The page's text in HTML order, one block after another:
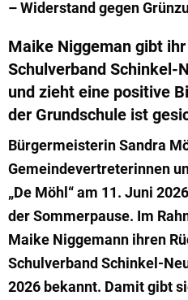
– Widerstand gegen
Maike Niggeman gibt
Schulverband Schinkel-
und zieht eine positive
der Grundschule ist
Bürgermeisterin Sandra
Gemeindevertreterinnen
„De Möhl“ am 11. Juni
der Sommerpause. Im
Maike Niggemann ihren
Schulverband Schinkel-
2026 bekannt. Damit gibt